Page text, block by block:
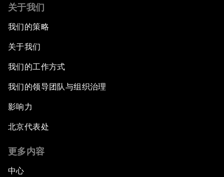
关于我们
我们的策略
关于我们
我们的工作方式
我们的领导团队与组织治理
影响力
北京代表处
更多内容
中心